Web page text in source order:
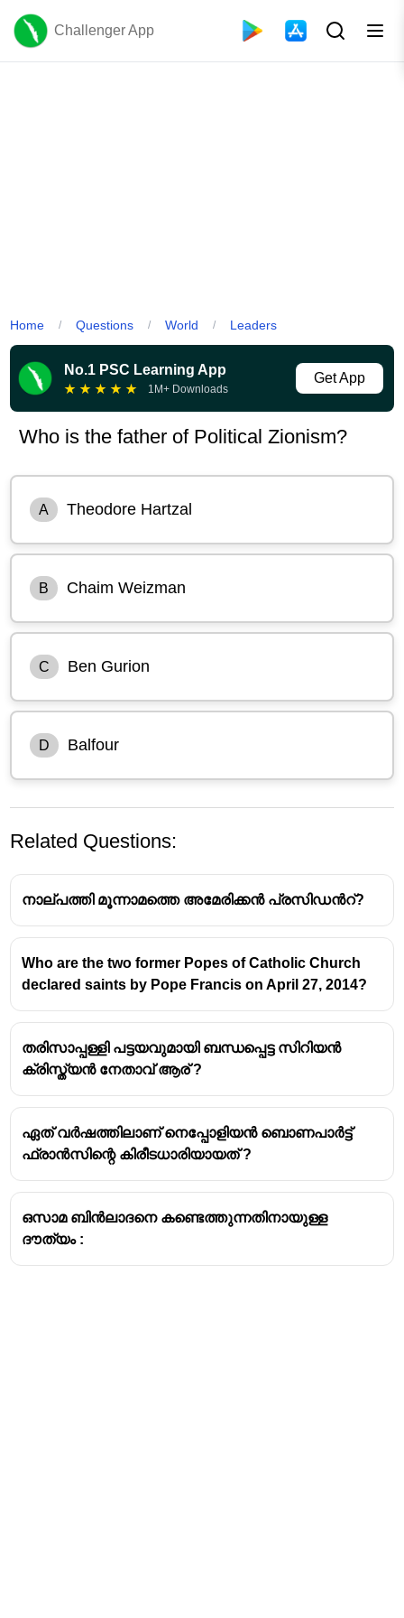
Challenger App
Home / Questions / World / Leaders
No.1 PSC Learning App
★ ★ ★ ★ ★ 1M+ Downloads
Get App
Who is the father of Political Zionism?
A Theodore Hartzal
B Chaim Weizman
C Ben Gurion
D Balfour
Related Questions:
നാല്പത്തി മൂന്നാമത്തെ അമേരിക്കൻ പ്രസിഡൻറ്?
Who are the two former Popes of Catholic Church
declared saints by Pope Francis on April 27, 2014?
തരിസാപ്പള്ളി പട്ടയവുമായി ബന്ധപ്പെട്ട സിറിയൻ
ക്രിസ്ത്യൻ നേതാവ് ആര് ?
ഏത് വർഷത്തിലാണ് നെപ്പോളിയൻ ബൊണപാർട്ട്
ഫ്രാൻസിന്റെ കിരീടധാരിയായത് ?
ഒസാമ ബിൻലാദനെ കണ്ടെത്തുന്നതിനായുള്ള
ദൗത്യം :